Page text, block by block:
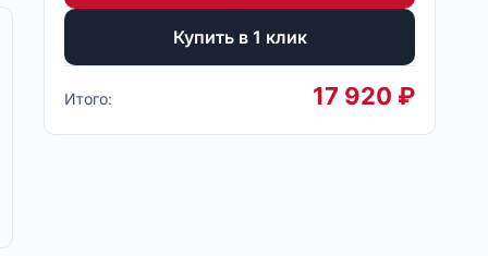
Купить в 1 клик
Итого: 17 920 ₽